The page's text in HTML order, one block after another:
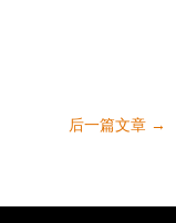
后一篇文章 →